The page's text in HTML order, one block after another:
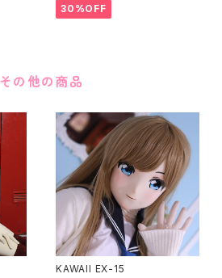
30%OFF
その他の商品
KAWAII EX-15